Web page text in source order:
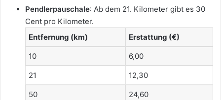
Pendlerpauschale: Ab dem 21. Kilometer gibt es 30
Cent pro Kilometer.
Entfernung (km)
Erstattung (€)
10 6,00
21 12,30
50 24,60